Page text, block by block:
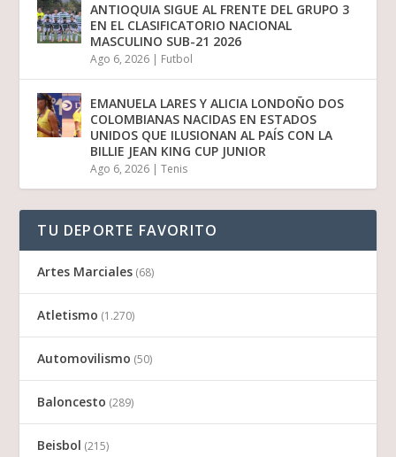
ANTIOQUIA SIGUE AL FRENTE DEL GRUPO 3
EN EL CLASIFICATORIO NACIONAL
MASCULINO SUB-21 2026
Ago 6, 2026 | Futbol
EMANUELA LARES Y ALICIA LONDOÑO DOS
COLOMBIANAS NACIDAS EN ESTADOS
UNIDOS QUE ILUSIONAN AL PAÍS CON LA
BILLIE JEAN KING CUP JUNIOR
Ago 6, 2026 |Tenis
TU DEPORTE FAVORITO
Artes Marciales (68)
Atletismo (1.270)
Automovilismo (50)
Baloncesto (289)
Beisbol (215)